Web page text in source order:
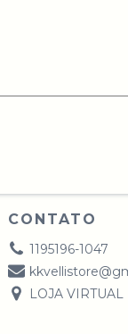
CONTATO
1195196-1047
LOJA VIRTUAL